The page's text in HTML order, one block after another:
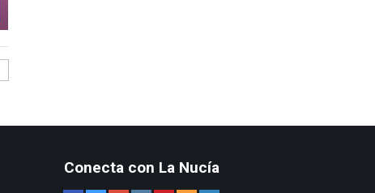
Conecta con La Nucía